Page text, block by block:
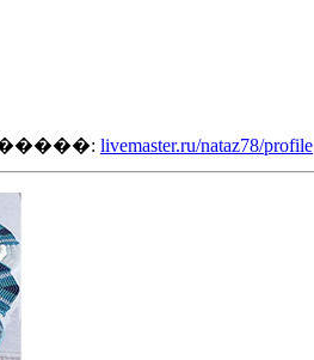
livemaster.ru/nataz78/profile